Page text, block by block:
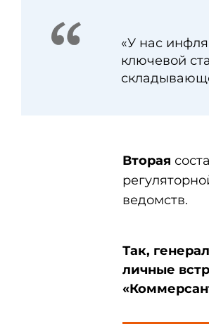
«У нас
ключевой
Вторая
ведомств.
Так,
личные